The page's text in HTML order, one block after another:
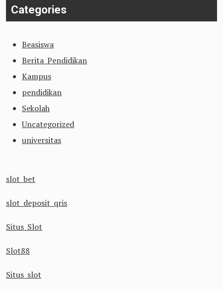
Categories
Beasiswa
Berita Pendidikan
Kampus
pendidikan
Sekolah
Uncategorized
universitas
slot bet
slot deposit qris
Situs Slot
Slot88
Situs slot